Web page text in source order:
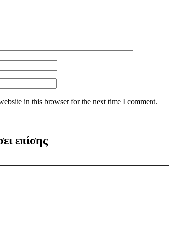
in this browser for the next time I comment.
επίσης